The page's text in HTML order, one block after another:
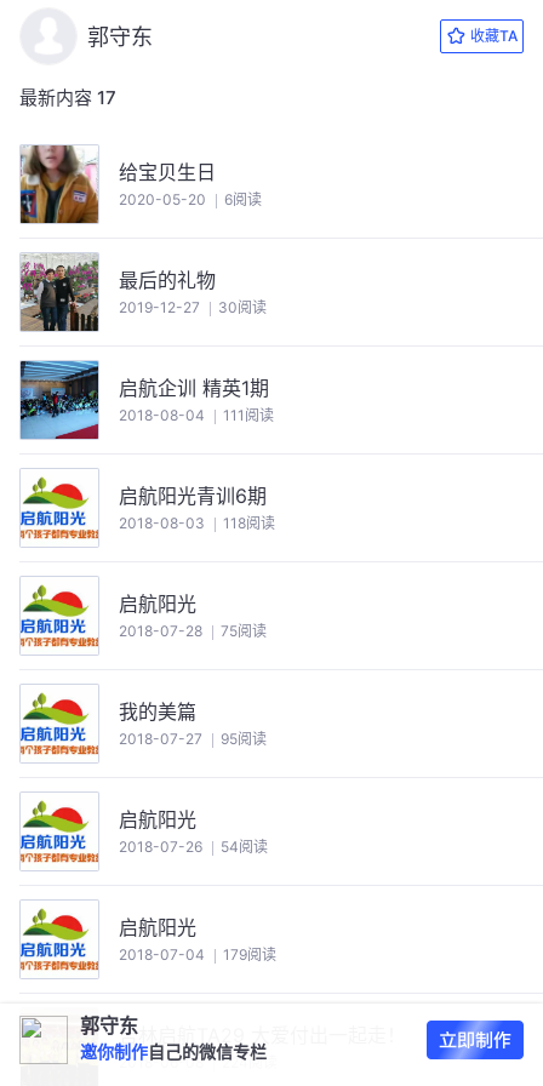
郭守东 收藏TA
最新内容 17
给宝贝生日
2020-05-20 6阅读
最后的礼物
2019-12-27 30阅读
启航企训 精英1期
2018-08-04 111阅读
启航阳光青训6期
2018-08-03 118阅读
启航阳光
2018-07-28 75阅读
我的美篇
2018-07-27 95阅读
启航阳光
2018-07-26 54阅读
启航阳光
2018-07-04 179阅读
2018-06-08 224阅读
郭守东
邀你制作 自己的微信专栏